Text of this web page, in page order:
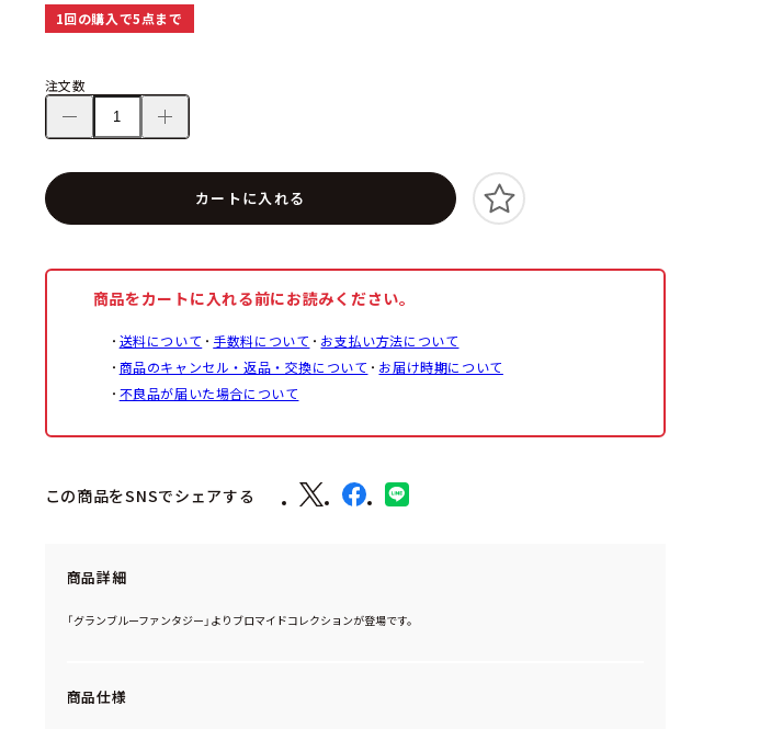
1回の購入で5点まで
注文数
カートに入れる
商品をカートに入れる前にお読みください。
送料について 手数料について
お支払い方法について
商品のキャンセル・返品・交換について
お届け時期について
不良品が届いた場合について
この商品をSNSでシェアする
商品詳細
「グランブルーファンタジー」よりブロマイドコレクションが登場です。
商品仕様